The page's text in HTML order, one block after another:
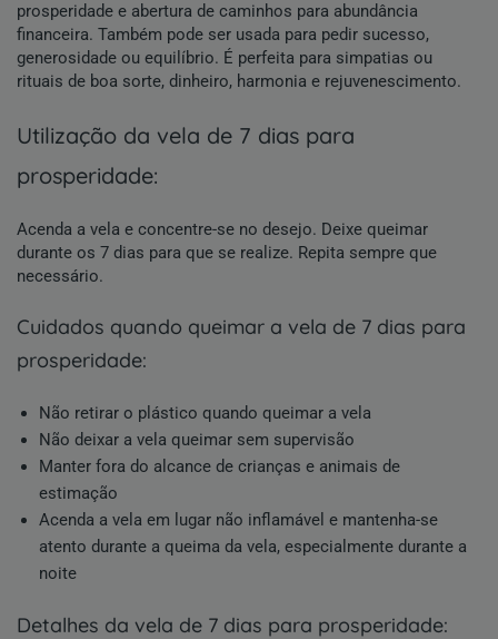
prosperidade e abertura de caminhos para abundância
financeira. Também pode ser usada para pedir sucesso,
generosidade ou equilíbrio. É perfeita para simpatias ou
rituais de boa sorte, dinheiro, harmonia e rejuvenescimento.
utilização da vela de 7 dias para
prosperidade:
Acenda a vela e concentre-se no desejo. Deixe queimar
durante os 7 dias para que se realize. Repita sempre que
necessário.
cuidados quando queimar a vela de 7 dias para
prosperidade:
Não retirar o plástico quando queimar a vela
Não deixar a vela queimar sem supervisão
Manter fora do alcance de crianças e animais de
estimação
Acenda a vela em lugar não inflamável e mantenha-se
atento durante a queima da vela, especialmente durante a
noite
detalhes da vela de 7 dias para prosperidade: